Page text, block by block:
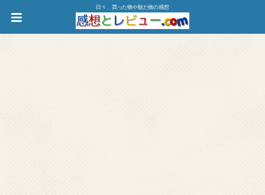
日々、買った物や観た物の感想